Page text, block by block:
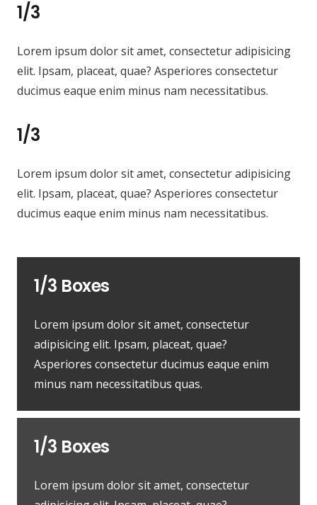
1/3
Lorem ipsum dolor sit amet, consectetur adipisicing
elit. Ipsam, placeat, quae? Asperiores consectetur
ducimus eaque enim minus nam necessitatibus.
1/3
Lorem ipsum dolor sit amet, consectetur adipisicing
elit. Ipsam, placeat, quae? Asperiores consectetur
ducimus eaque enim minus nam necessitatibus.
1/3 Boxes
Lorem ipsum dolor sit amet, consectetur
adipisicing elit. Ipsam, placeat, quae?
Asperiores consectetur ducimus eaque enim
minus nam necessitatibus quas.
1/3 Boxes
Lorem ipsum dolor sit amet, consectetur